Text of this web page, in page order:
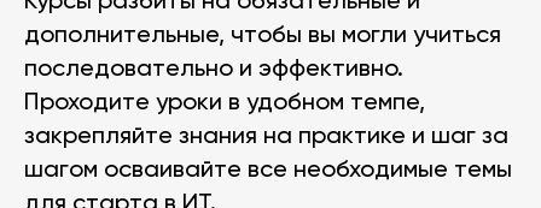
дополнительные, чтобы вы могли учиться
последовательно и эффективно.
Проходите уроки в удобном темпе,
закрепляйте знания на практике и шаг за
шагом осваивайте все необходимые темы